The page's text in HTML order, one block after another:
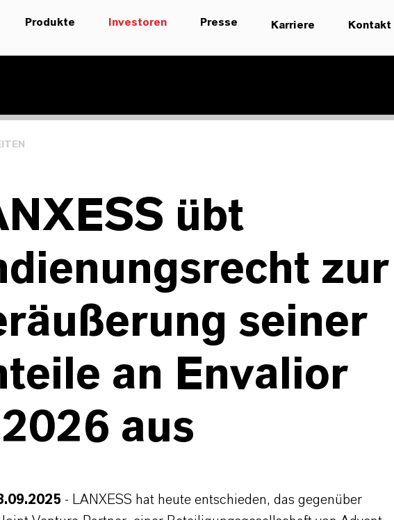
Produkte Investoren Presse Karriere Kontakt
übt
zur
seiner
an Envalior
aus
- LANXESS hat heute entschieden, das gegenüber